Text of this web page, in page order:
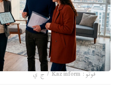
فوتو: Kazinform / ج ي